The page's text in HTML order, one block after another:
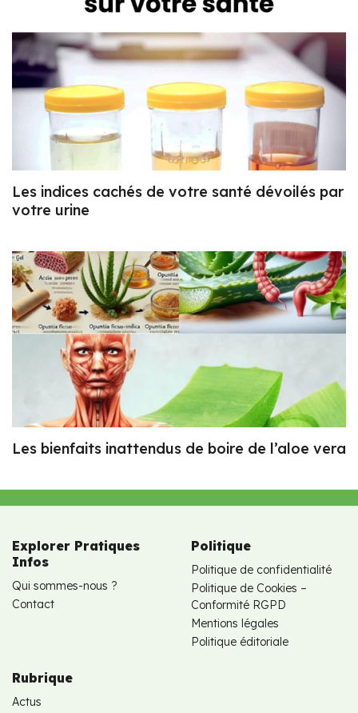
Les indices cachés de votre santé dévoilés par
votre urine
Les bienfaits inattendus de boire de l’aloe vera
Explorer Pratiques
Infos
Qui sommes-nous ?
Contact
Politique
Politique de confidentialité
Politique de Cookies –
Conformité RGPD
Mentions légales
Politique éditoriale
Rubrique
Actus